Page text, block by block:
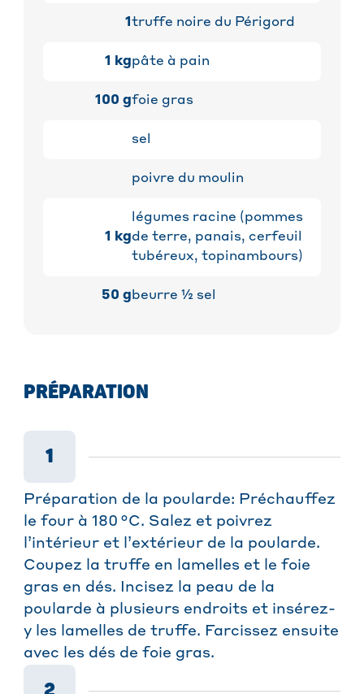
1truffe noire du Périgord
1 kgpâte à pain
100 gfoie gras
sel
poivre du moulin
1 kg
légumes racine (pommes
de terre, panais, cerfeuil
tubéreux, topinambours)
50 gbeurre ½ sel
PRÉPARATION
1
Préparation de la poularde: Préchauffez
le four à 180 °C. Salez et poivrez
l’intérieur et l’extérieur de la poularde.
Coupez la truffe en lamelles et le foie
gras en dés. Incisez la peau de la
poularde à plusieurs endroits et insérez-
y les lamelles de truffe. Farcissez ensuite
avec les dés de foie gras.